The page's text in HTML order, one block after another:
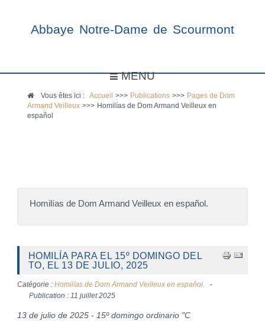
Abbaye Notre-Dame de Scourmont
MENU
Vous êtes ici :Accueil >>> Publications >>> Pages de Dom
Armand Veilleux >>> Homilías de Dom Armand Veilleux en
español
Homilías de Dom Armand Veilleux en español.
HOMILÍA PARA EL 15º DOMINGO DEL
TO, EL 13 DE JULIO, 2025
Catégorie : Homilías de Dom Armand Veilleux en español.
Publication : 11 juillet 2025
13 de julio de 2025 - 15º domingo ordinario "C